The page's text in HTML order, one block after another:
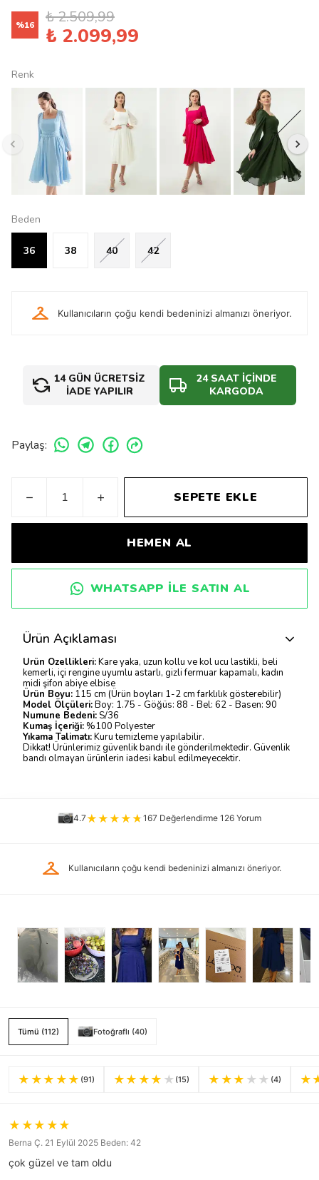
%16 ₺ 2.509,99
₺ 2.099,99
Renk
Beden
36 38 40 42
checkroom Kullanıcıların çoğu kendi bedeninizi almanızı öneriyor.
14 GÜN ÜCRETSİZ
İADE YAPILIR
24 SAAT İÇİNDE
KARGODA
Paylaş:
SEPETE EKLE
HEMEN AL
WHATSAPP ILE SATIN AL
Ürün Açıklaması
Ürün Özellikleri:Kare yaka, uzun kollu ve kol ucu lastikli, beli
kemerli, içi rengine uyumlu astarlı, gizli fermuar kapamalı, kadın
midi şifon abiye elbise
Ürün Boyu: 115 cm (Ürün boyları 1-2 cm farklılık gösterebilir)
Model Ölçüleri:Boy: 1.75 - Göğüs: 88 - Bel: 62 - Basen: 90
Numune Bedeni: S/36
Kumaş İçeriği: %100 Polyester
Yıkama Talimatı:Kuru temizleme yapılabilir.
Dikkat! Ürünlerimiz güvenlik bandı ile gönderilmektedir. Güvenlik
bandı olmayan ürünlerin iadesi kabul edilmeyecektir.
4.7 167 Değerlendirme 126 Yorum
checkroom Kullanıcıların çoğu kendi bedeninizi almanızı öneriyor.
Tümü (112) Fotoğraflı (40)
(91) (15) (4)
Berna Ç. 21 Eylül 2025 Beden: 42
çok güzel ve tam oldu